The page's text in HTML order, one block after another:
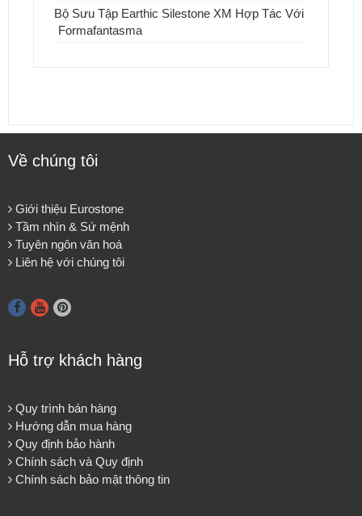
Bộ Sưu Tập Earthic Silestone XM Hợp Tác Với
Formafantasma
Về chúng tôi
Giới thiệu Eurostone
Tầm nhìn & Sứ mệnh
Tuyên ngôn văn hoá
Liên hệ với chúng tôi
Hỗ trợ khách hàng
Quy trình bán hàng
Hướng dẫn mua hàng
Quy định bảo hành
Chính sách và Quy định
Chính sách bảo mật thông tin